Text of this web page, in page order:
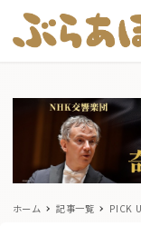
ホーム 記事一覧 PICK